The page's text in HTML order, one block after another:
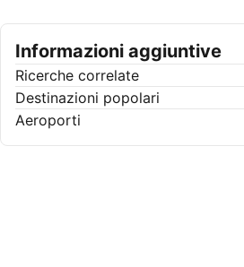
Informazioni aggiuntive
Ricerche correlate
Destinazioni popolari
Aeroporti